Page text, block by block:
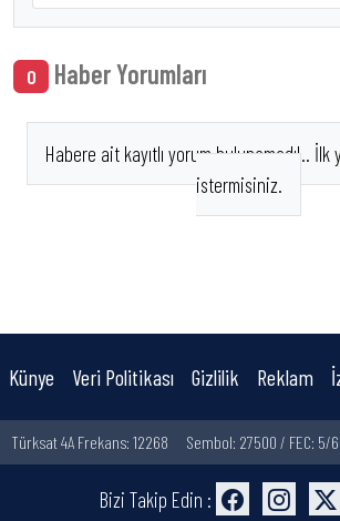
0 Haber Yorumları
Habere ait kayıtlı yorum bulunamadı!..
istermisiniz.
Künye Veri Politikası Gizlilik Reklam
Türksat 4A Frekans: 12268 Sembol: 27500 / FEC: 5/6
Bizi Takip Edin :